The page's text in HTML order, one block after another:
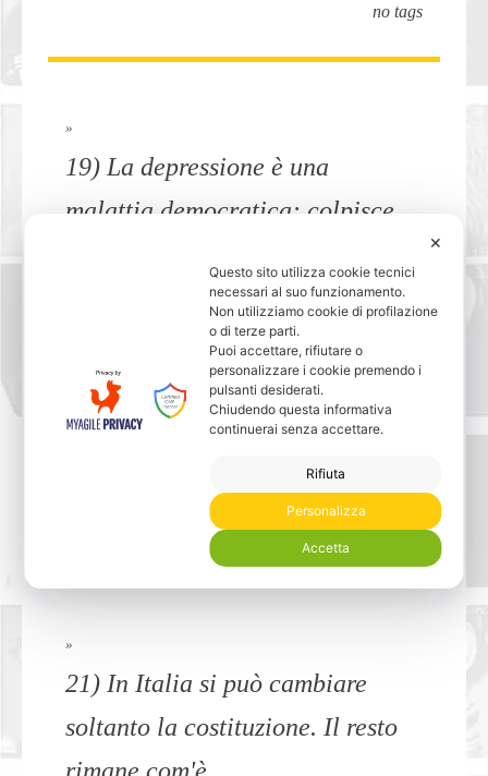
no tags
»
19) La depressione è una
malattia democratica: colpisce
no tags
un piatto di pasta.
Corruzione
»
21) In Italia si può cambiare
soltanto la costituzione. Il resto
✕
Questo sito utilizza cookie tecnici
necessari al suo funzionamento.
Non utilizziamo cookie di profilazione
o di terze parti.
Puoi accettare, rifiutare o
personalizzare i cookie premendo i
pulsanti desiderati.
Chiudendo questa informativa
continuerai senza accettare.
Accetta
Rifiuta
Personalizza